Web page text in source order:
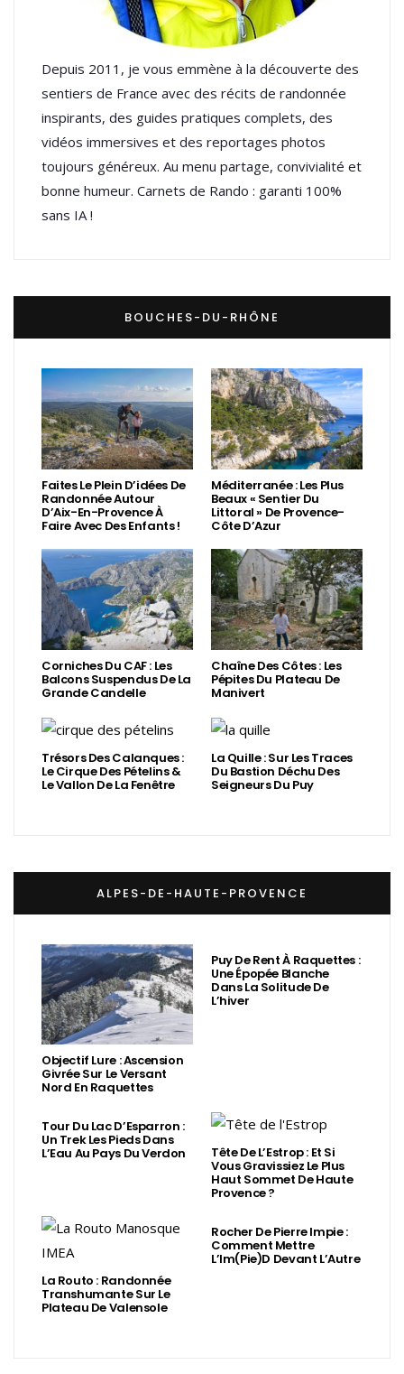
Depuis 2011, je vous emmène à la découverte des
sentiers de France avec des récits de randonnée
inspirants, des guides pratiques complets, des
vidéos immersives et des reportages photos
toujours généreux. Au menu partage, convivialité et
bonne humeur. Carnets de Rando : garanti 100%
sans IA !
BOUCHES-DU-RHÔNE
Faites Le Plein D’idées De
Randonnée Autour
D’Aix-En-Provence À
Faire Avec Des Enfants !
Méditerranée : Les Plus
Beaux « Sentier Du
Littoral » De Provence-
Côte D’Azur
Corniches Du CAF : Les
Balcons Suspendus De La
Grande Candelle
Chaîne Des Côtes : Les
Pépites Du Plateau De
Manivert
Trésors Des Calanques :
Le Cirque Des Pételins &
Le Vallon De La Fenêtre
La Quille : Sur Les Traces
Du Bastion Déchu Des
Seigneurs Du Puy
ALPES-DE-HAUTE-PROVENCE
Objectif Lure : Ascension
Givrée Sur Le Versant
Nord En Raquettes
Puy De Rent À Raquettes :
Une Épopée Blanche
Dans La Solitude De
L’hiver
Tour Du Lac D’Esparron :
Un Trek Les Pieds Dans
L’Eau Au Pays Du Verdon Tête De L’Estrop : Et Si
Vous Gravissiez Le Plus
Haut Sommet De Haute
Provence ?
La Routo : Randonnée
Transhumante Sur Le
Plateau De Valensole
Rocher De Pierre Impie :
Comment Mettre
L’Im(Pie)d Devant L’Autre